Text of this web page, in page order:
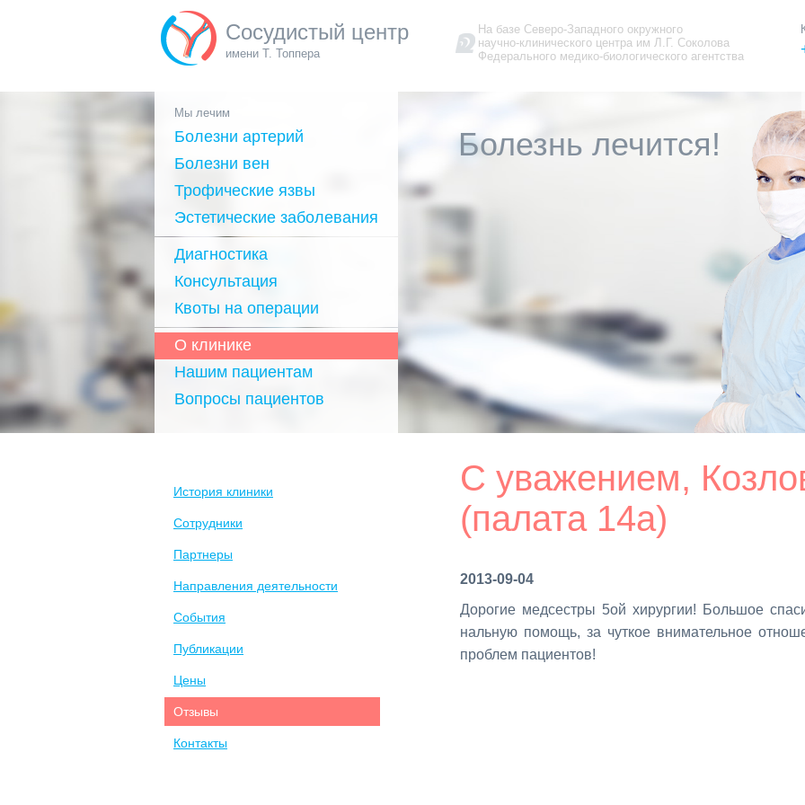
Сосудистый центр
имени Т. Топпера
На базе Северо-Западного окружного
научно-клинического центра им Л.Г. Соколова
Федерального медико-биологического агентства
Болезнь лечится!
Мы лечим
Болезни артерий
Болезни вен
Трофические язвы
Эстетические заболевания
Диагностика
Консультация
Квоты на операции
О клинике
Нашим пациентам
Вопросы пациентов
История клиники
Сотрудники
Партнеры
Направления деятельности
События
Публикации
Цены
Отзывы
Контакты
С уважением,
(палата 14а)
2013-09-04
До­ро­гие мед­сест­ры 5ой хи­рур­гии! Боль­шое
наль­ную по­мощь, за чут­кое вни­ма­тель­ное
про­блем па­ци­ен­тов!